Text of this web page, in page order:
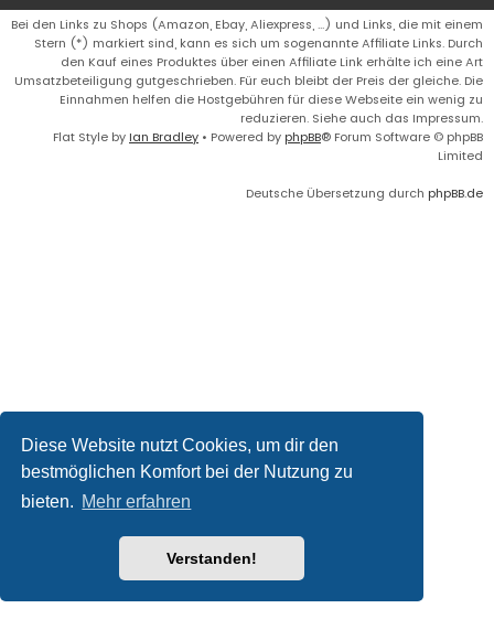
Diese Website nutzt Cookies, um dir den
bestmöglichen Komfort bei der Nutzung zu
bieten. Mehr erfahren
Verstanden!
Bei den Links zu Shops (Amazon, Ebay, Aliexpress, ...) und Links, die mit einem
Stern (*) markiert sind, kann es sich um sogenannte Affiliate Links. Durch
den Kauf eines Produktes über einen Affiliate Link erhälte ich eine Art
Umsatzbeteiligung gutgeschrieben. Für euch bleibt der Preis der gleiche. Die
Einnahmen helfen die Hostgebühren für diese Webseite ein wenig zu
reduzieren. Siehe auch das Impressum.
Flat Style by Ian Bradley • Powered by phpBB® Forum Software © phpBB
Limited
Deutsche Übersetzung durch phpBB.de